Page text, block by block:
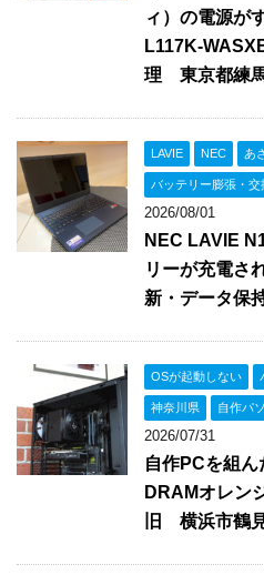
ィ）の電源が
L117K-
理 東京都練
LAVIE NEC あ
バッテリー膨張・交
2026/08/01
NEC LAVIE
リーが充電さ
新・データ保
OSが起動しない
神奈川県 自作パ
2026/07/31
自作PCを組
DRAMオレン
旧 横浜市鶴